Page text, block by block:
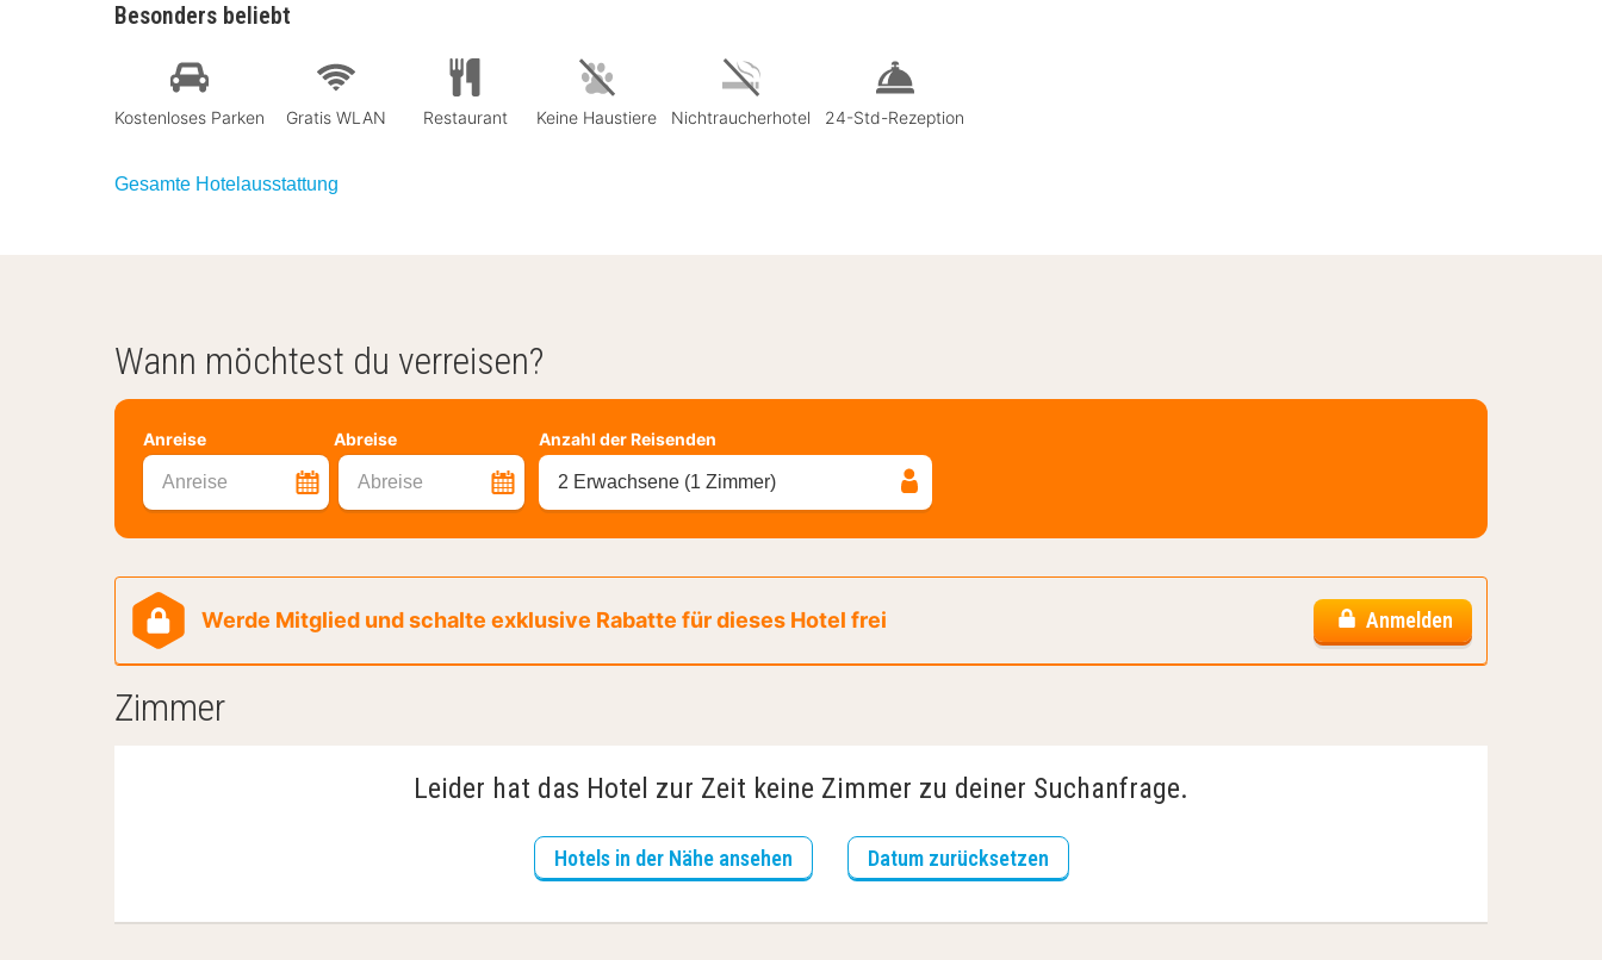
Besonders beliebt
Kostenloses Parken Gratis WLAN Restaurant Keine Haustiere Nichtraucherhotel 24-Std-Rezeption
Gesamte Hotelausstattung
Wann möchtest du verreisen?
Anreise Abreise
Anreise Abreise
Anzahl der Reisenden
2 Erwachsene (1 Zimmer)
Werde Mitglied und schalte exklusive Rabatte für dieses Hotel frei Anmelden
Zimmer
Leider hat das Hotel zur Zeit keine Zimmer zu deiner Suchanfrage.
Hotels in der Nähe ansehen Datum zurücksetzen